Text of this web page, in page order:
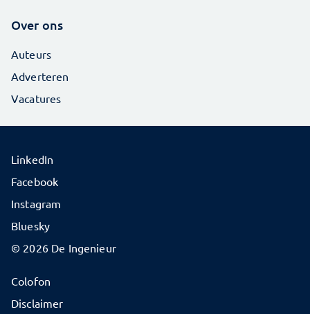
Over ons
Auteurs
Adverteren
Vacatures
© 2026 De Ingenieur
Colofon
Disclaimer
LinkedIn
Facebook
Instagram
Bluesky